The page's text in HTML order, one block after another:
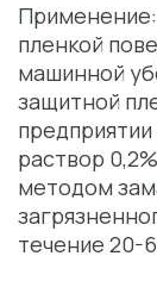
Применение:
пленкой
машинной
защитной
раствор
методом
течение 20-